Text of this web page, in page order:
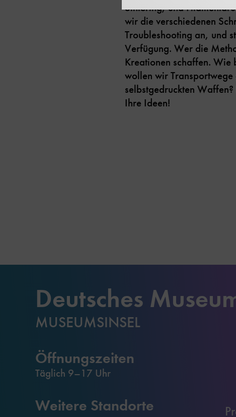
Sintering, und
wir die verschiedenen
Troubleshooting an, und
Verfügung. Wer die
Kreationen schaffen. Wie
wollen wir Transportwege
selbstgedruckten
Ihre Ideen!
Deutsches
MUSEUMSINSEL
Öffnungszeiten
Täglich 9–17 Uhr
Weitere Standorte